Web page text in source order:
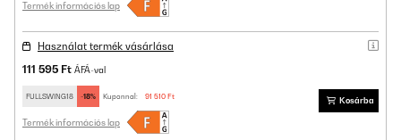
Termék információs lap
Használat termék vásárlása
111 595 Ft ÁFÁ-val
FULLSWING18 -18% Kuponnal: 91 510 Ft
Termék információs lap
Kosárba